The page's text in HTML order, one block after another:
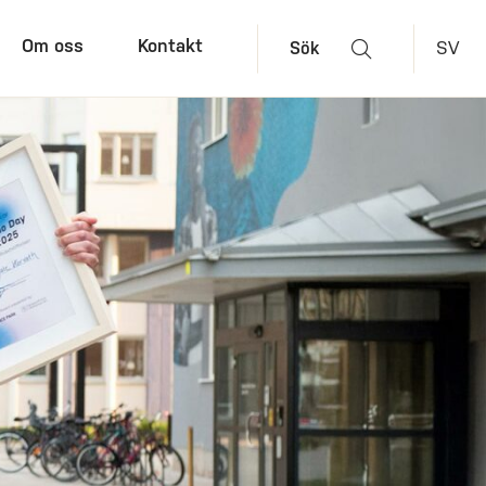
Om oss Kontakt Sök SV